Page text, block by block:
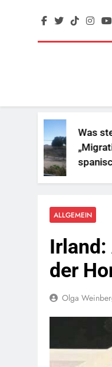
steckt hinter der
des
Staates in
ALLGEMEIN
der
Olga